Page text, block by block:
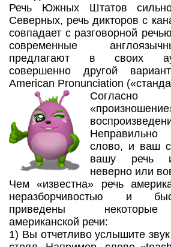
Речь Южных Штатов
Северных, речь дикторов с
совпадает с разговорной
современные
предлагают в своих
совершенно другой
American Pronunciation
слово, и ваш
вашу речь
неверно или
Чем «известна» речь
неразборчивостью и
приведены некоторые
американской речи:
1) Вы отчетливо услышите